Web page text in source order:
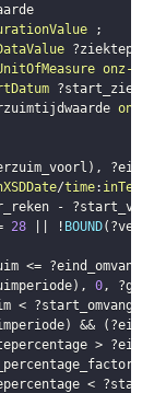
;
onz-g
onz-
) ,
/time:
-
28 || ! BOUND(
<=
) , 0,
<
) && (
>
<